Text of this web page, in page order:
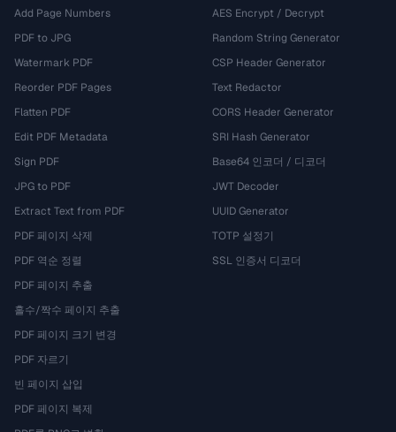
Add Page Numbers
PDF to JPG
Watermark PDF
Reorder PDF Pages
Flatten PDF
Edit PDF Metadata
Sign PDF
JPG to PDF
Extract Text from PDF
PDF 페이지 삭제
PDF 역순 정렬
PDF 페이지 추출
홀수/짝수 페이지 추출
PDF 페이지 크기 변경
PDF 자르기
빈 페이지 삽입
PDF 페이지 복제
AES Encrypt / Decrypt
Random String Generator
CSP Header Generator
Text Redactor
CORS Header Generator
SRI Hash Generator
Base64 인코더 / 디코더
JWT Decoder
UUID Generator
TOTP 설정기
SSL 인증서 디코더